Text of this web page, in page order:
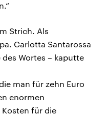
Strich. Als
Carlotta Santarossa
Wortes – kaputte
man für zehn Euro
enormen
für die